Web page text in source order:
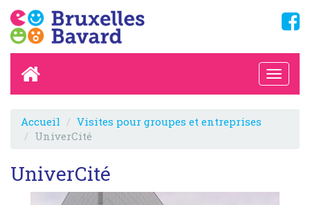
Accueil
Visites pour groupes et entreprises
UniverCité
UniverCité